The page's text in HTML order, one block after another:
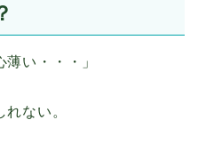
薄い・・・」
ない。